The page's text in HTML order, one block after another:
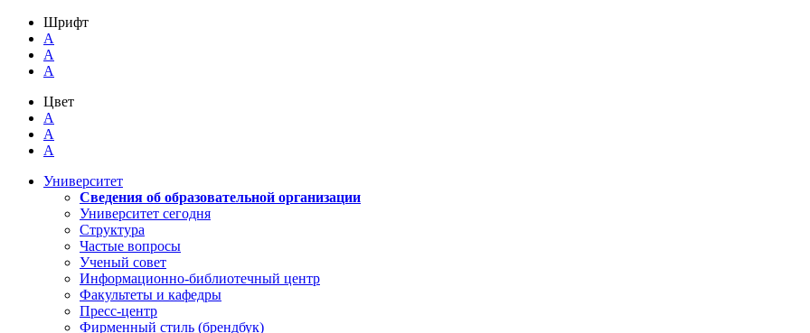
Шрифт
A
A
A
Цвет
A
A
A
Университет
Сведения об образовательной организации
Университет сегодня
Структура
Частые вопросы
Ученый совет
Информационно-библиотечный центр
Факультеты и кафедры
Пресс-центр
Фирменный стиль (брендбук)